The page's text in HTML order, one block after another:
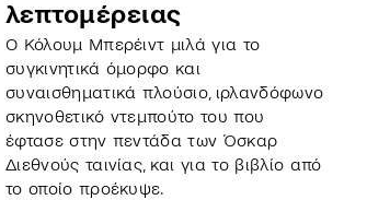
λεπτομέρειας
Ο Κόλουμ Μπερέιντ μιλά για το
συγκινητικά όμορφο και
συναισθηματικά πλούσιο, ιρλανδόφωνο
σκηνοθετικό ντεμπούτο του που
έφτασε στην πεντάδα των Όσκαρ
Διεθνούς ταινίας, και για το βιβλίο από
το οποίο προέκυψε.